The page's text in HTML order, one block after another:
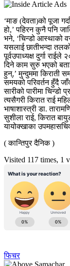
‘माङ (देवता)को पूजा
हो,’ पहिरन कुनै पनि
भने, ‘चिन्डो आस्थाको
यसलाई छातीभन्दा
पूर्वउपाध्यक्ष दुर्गा
दिने काम सुरु भएको
हुन्,’ मुन्दुममा किराती
समयको परिवर्तन हुँदै
सारीको पारीमा चिन्डो
त्यसैगरी किरात राई
भाषाशास्त्री डा.
सुशीला राई, किरात
यायोक्खाका
( कान्तिपुर दैनिक )
Visited 117 times, 1
फिचर